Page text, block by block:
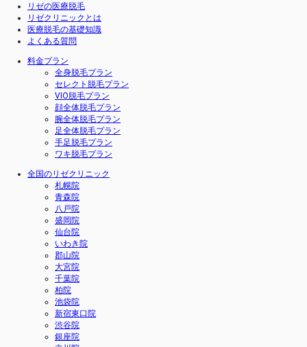
リゼの医療脱毛
リゼクリニックとは
医療脱毛の基礎知識
よくある質問
料金プラン
全身脱毛プラン
セレクト脱毛プラン
VIO脱毛プラン
顔全体脱毛プラン
腕全体脱毛プラン
足全体脱毛プラン
手足脱毛プラン
ワキ脱毛プラン
全国のリゼクリニック
札幌院
青森院
八戸院
盛岡院
仙台院
いわき院
郡山院
大宮院
千葉院
柏院
池袋院
新宿東口院
渋谷院
銀座院